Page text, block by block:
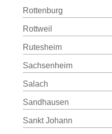
Rottenburg
Rottweil
Rutesheim
Sachsenheim
Salach
Sandhausen
Sankt Johann